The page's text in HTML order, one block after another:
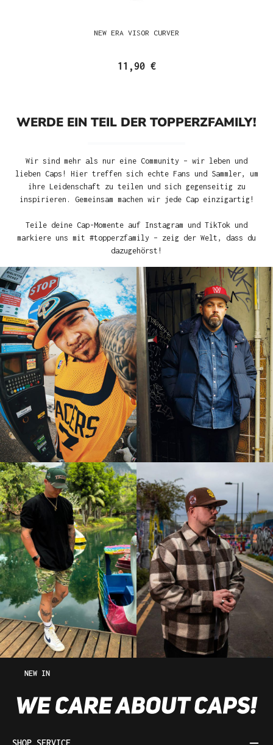
NEW ERA VISOR CURVER
11,90 €
WERDE EIN TEIL DER TOPPERZFAMILY!
Wir sind mehr als nur eine Community – wir leben und
lieben Caps! Hier treffen sich echte Fans und Sammler, um
ihre Leidenschaft zu teilen und sich gegenseitig zu
inspirieren. Gemeinsam machen wir jede Cap einzigartig!
Teile deine Cap-Momente auf Instagram und TikTok und
markiere uns mit #topperzfamily – zeig der Welt, dass du
dazugehörst!
NEW IN
SHOP SERVICE